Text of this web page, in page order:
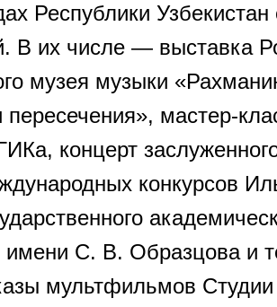
Республики
В их числе — выставка
музея музыки
мастер-
концерт
конкурсов
имени С. В. Образцова и
мультфильмов